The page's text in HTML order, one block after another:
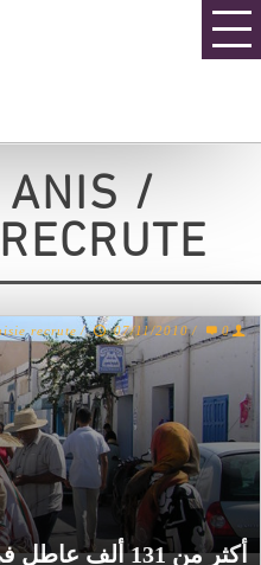
/
أكثر من 131 ألف عاطل في تونس
recrute / 07/11/2010 / 0